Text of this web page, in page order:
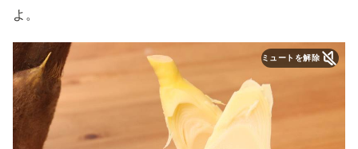
よ。
ミュートを解除